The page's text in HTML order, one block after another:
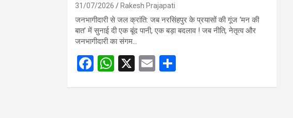
31/07/2026 Rakesh Prajapati
जनभागीदारी से जल क्रांति: जब नरसिंहपुर के प्रयासों की गूंज ‘मन की
बात’ में सुनाई दी एक बूंद पानी, एक बड़ा बदलाव ! जब नीति, नेतृत्व और
जनभागीदारी का संगम…
F
W X
E